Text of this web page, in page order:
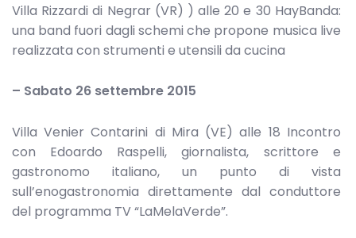
Villa Rizzardi di Negrar (VR) ) alle 20 e 30 HayBanda:
una band fuori dagli schemi che propone musica live
realizzata con strumenti e utensili da cucina
– Sabato 26 settembre 2015
Villa Venier Contarini di Mira (VE) alle 18 Incontro
con Edoardo Raspelli, giornalista, scrittore e
gastronomo italiano, un punto di vista
sull’enogastronomia direttamente dal conduttore
del programma TV “LaMelaVerde”.